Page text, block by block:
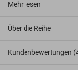
Mehr lesen
Über die Reihe
Kundenbewertungen